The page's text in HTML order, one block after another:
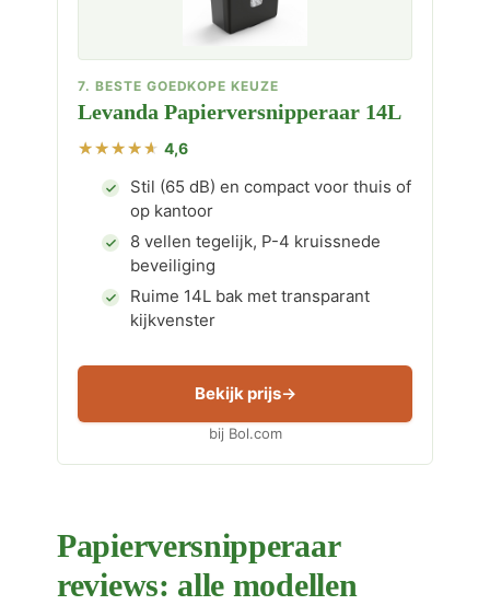
7. BESTE GOEDKOPE KEUZE
Levanda Papierversnipperaar 14L
4,6
Stil (65 dB) en compact voor thuis of
op kantoor
8 vellen tegelijk, P-4 kruissnede
beveiliging
Ruime 14L bak met transparant
kijkvenster
Bekijk prijs
bij Bol.com
Papierversnipperaar
reviews: alle modellen